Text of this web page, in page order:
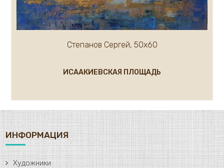
Степанов Сергей, 50х60
ИСААКИЕВСКАЯ ПЛОЩАДЬ
ИНФОРМАЦИЯ
Художники